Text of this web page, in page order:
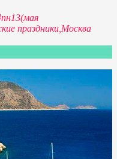
пн13(мая
праздники, Москва